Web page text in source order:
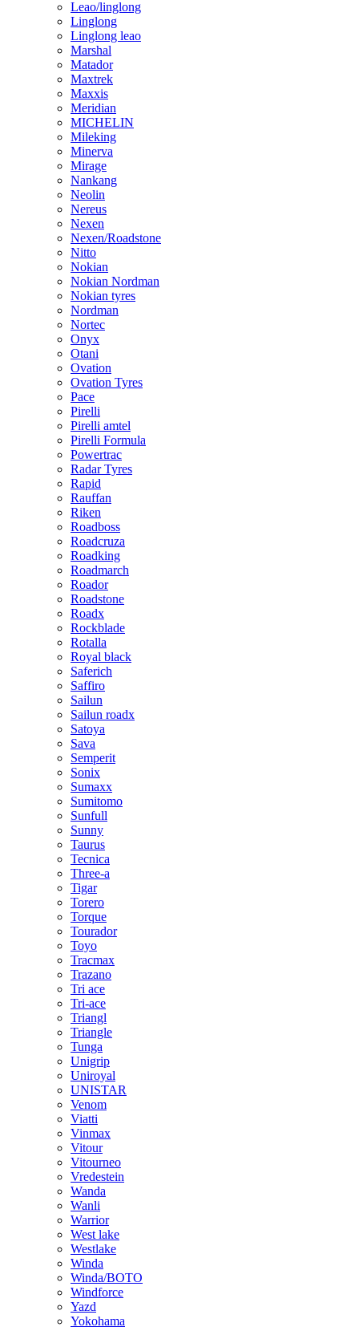
Leao/linglong
Linglong
Linglong leao
Marshal
Matador
Maxtrek
Maxxis
Meridian
MICHELIN
Mileking
Minerva
Mirage
Nankang
Neolin
Nereus
Nexen
Nexen/Roadstone
Nitto
Nokian
Nokian Nordman
Nokian tyres
Nordman
Nortec
Onyx
Otani
Ovation
Ovation Tyres
Pace
Pirelli
Pirelli amtel
Pirelli Formula
Powertrac
Radar Tyres
Rapid
Rauffan
Riken
Roadboss
Roadcruza
Roadking
Roadmarch
Roador
Roadstone
Roadx
Rockblade
Rotalla
Royal black
Saferich
Saffiro
Sailun
Sailun roadx
Satoya
Sava
Semperit
Sonix
Sumaxx
Sumitomo
Sunfull
Sunny
Taurus
Tecnica
Three-a
Tigar
Torero
Torque
Tourador
Toyo
Tracmax
Trazano
Tri ace
Tri-ace
Triangl
Triangle
Tunga
Unigrip
Uniroyal
UNISTAR
Venom
Viatti
Vinmax
Vitour
Vitourneo
Vredestein
Wanda
Wanli
Warrior
West lake
Westlake
Winda
Winda/BOTO
Windforce
Yazd
Yokohama